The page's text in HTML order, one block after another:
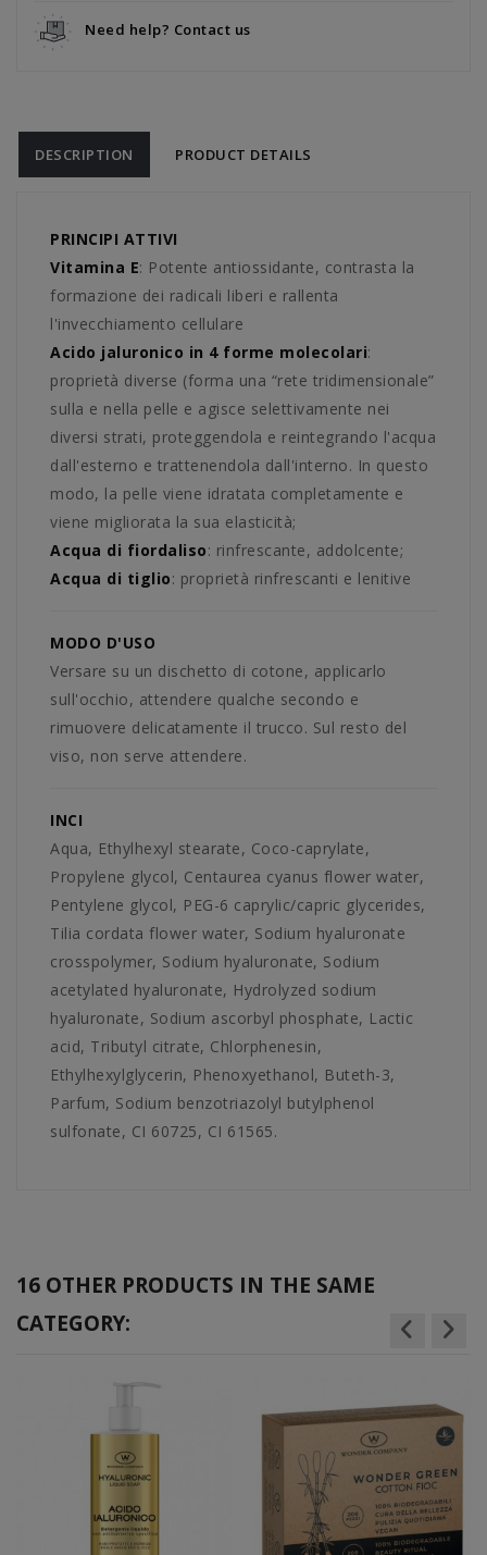
Need help? Contact us
DESCRIPTION PRODUCT DETAILS
PRINCIPI ATTIVI
Vitamina E: Potente antiossidante, contrasta la
formazione dei radicali liberi e rallenta
l'invecchiamento cellulare
Acido jaluronico in 4 forme molecolari:
proprietà diverse (forma una “rete tridimensionale”
sulla e nella pelle e agisce selettivamente nei
diversi strati, proteggendola e reintegrando l'acqua
dall'esterno e trattenendola dall'interno. In questo
modo, la pelle viene idratata completamente e
viene migliorata la sua elasticità;
Acqua di fiordaliso: rinfrescante, addolcente;
Acqua di tiglio: proprietà rinfrescanti e lenitive
MODO D'USO
Versare su un dischetto di cotone, applicarlo
sull'occhio, attendere qualche secondo e
rimuovere delicatamente il trucco. Sul resto del
viso, non serve attendere.
INCI
Aqua, Ethylhexyl stearate, Coco-caprylate,
Propylene glycol, Centaurea cyanus flower water,
Pentylene glycol, PEG-6 caprylic/capric glycerides,
Tilia cordata flower water, Sodium hyaluronate
crosspolymer, Sodium hyaluronate, Sodium
acetylated hyaluronate, Hydrolyzed sodium
hyaluronate, Sodium ascorbyl phosphate, Lactic
acid, Tributyl citrate, Chlorphenesin,
Ethylhexylglycerin, Phenoxyethanol, Buteth-3,
Parfum, Sodium benzotriazolyl butylphenol
sulfonate, CI 60725, CI 61565.
16 OTHER PRODUCTS IN THE SAME
CATEGORY: